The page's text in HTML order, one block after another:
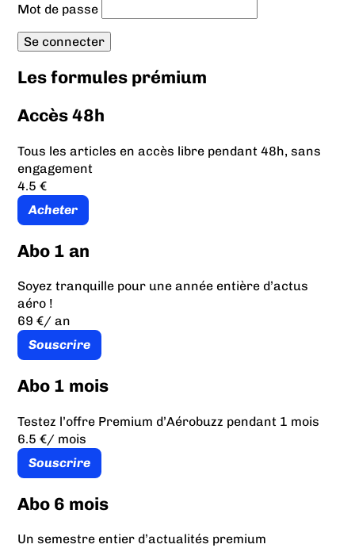
Mot de passe
Les formules prémium
Accès 48h
Tous les articles en accès libre pendant 48h, sans
engagement
4.5 €
Acheter
Abo 1 an
Soyez tranquille pour une année entière d’actus
aéro !
69 €/ an
Souscrire
Abo 1 mois
Testez l’offre Premium d’Aérobuzz pendant 1 mois
6.5 €/ mois
Souscrire
Abo 6 mois
Un semestre entier d’actualités premium